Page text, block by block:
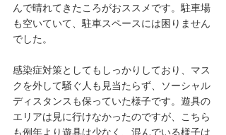
んで晴れてきたころがおススメです。駐車場
も空いていて、駐車スペースには困りません
でした。
感染症対策としてもしっかりしており、マス
クを外して騒ぐ人も見当たらず、ソーシャル
ディスタンスも保っていた様子です。遊具の
エリアは見に行けなかったのですが、こちら
も例年より遊具は少なく、混んでいる様子は